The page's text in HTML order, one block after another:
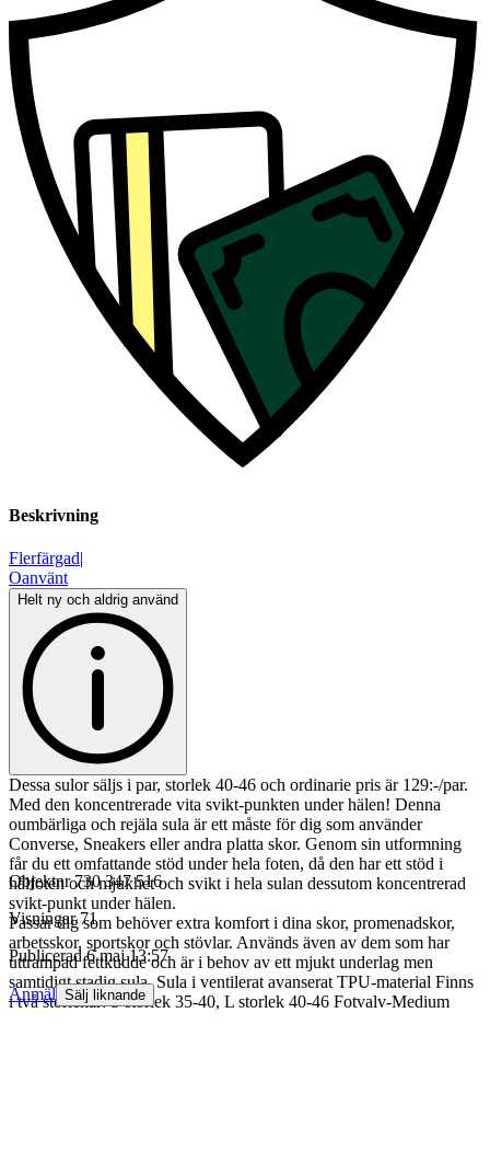
Beskrivning
Flerfärgad|
Oanvänt
Helt ny och aldrig använd
Dessa sulor säljs i par, storlek 40-46 och ordinarie pris är 129:-/par.
Med den koncentrerade vita svikt-punkten under hälen! Denna
oumbärliga och rejäla sula är ett måste för dig som använder
Converse, Sneakers eller andra platta skor. Genom sin utformning
får du ett omfattande stöd under hela foten, då den har ett stöd i
hålfoten och mjukhet och svikt i hela sulan dessutom koncentrerad
svikt-punkt under hälen.
Passar dig som behöver extra komfort i dina skor, promenadskor,
arbetsskor, sportskor och stövlar. Används även av dem som har
uttrampad fettkudde och är i behov av ett mjukt underlag men
samtidigt stadig sula. Sula i ventilerat avanserat TPU-material Finns
i två storlekar: S storlek 35-40, L storlek 40-46 Fotvalv-Medium
Objektnr 730 347 516
Visningar 71
Publicerad 6 maj 13:57
Anmäl Sälj liknande